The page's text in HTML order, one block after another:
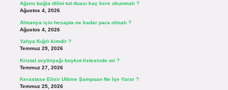
Ağzını bağla dilini tut duası kaç kere okunmalı ?
Ağustos 4, 2026
Almanya için hesapta ne kadar para olmalı ?
Ağustos 4, 2026
Yahya Kığılı kimdir ?
Temmuz 29, 2026
Kristal zeytinyağı boykot listesinde mi ?
Temmuz 27, 2026
Kerastase Elixir Ultime Şampuan Ne İşe Yarar ?
Temmuz 25, 2026